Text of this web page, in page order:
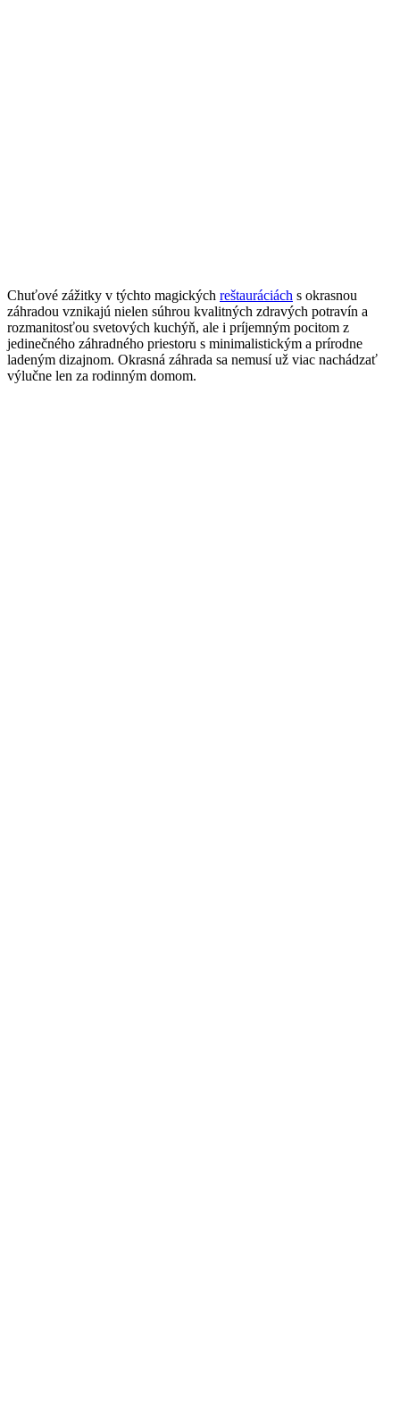
Chuťové zážitky v týchto magických reštauráciách s okrasnou
záhradou vznikajú nielen súhrou kvalitných zdravých potravín a
rozmanitosťou svetových kuchýň, ale i príjemným pocitom z
jedinečného záhradného priestoru s minimalistickým a prírodne
ladeným dizajnom. Okrasná záhrada sa nemusí už viac nachádzať
výlučne len za rodinným domom.